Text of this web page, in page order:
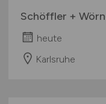
Schöffler +
heute
Karlsruhe